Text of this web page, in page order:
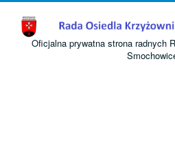
Oficjalna prywatna strona radnych